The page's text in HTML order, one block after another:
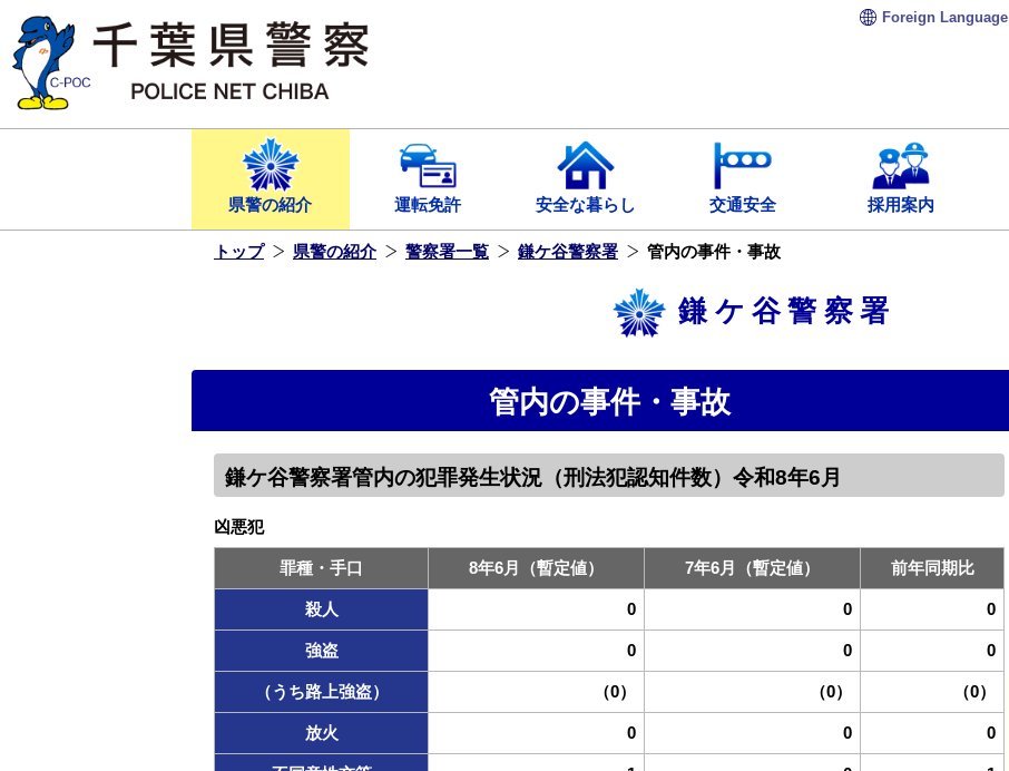
ス
キ
ま
Foreign Language
県警の紹介 運転免許 安全な暮らし 交通安全 採用案内
トップ 県警の紹介 警察署一覧 鎌ケ谷警察署 管内の事件・事故
鎌ケ谷警察署
管内の事件・事故
鎌ケ谷警察署管内の犯罪発生状況（刑法犯認知件数）令和8年6月
凶悪犯
罪種・手口 8年6月（暫定値） 7年6月（暫定値） 前年同期比
殺人 0 0 0
強盗 0 0 0
（うち路上強盗） （0） （0） （0）
放火 0 0 0